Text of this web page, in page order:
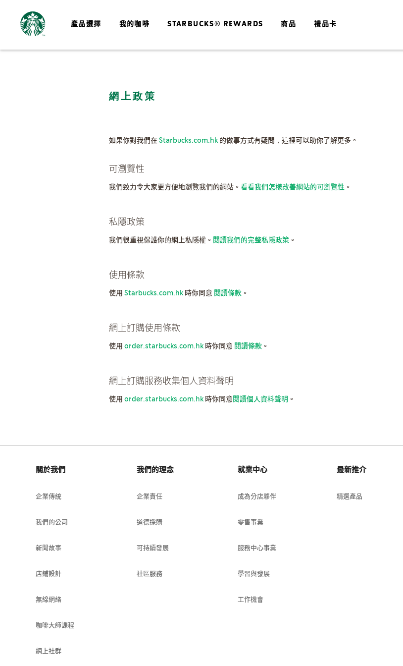
產品選擇 我的咖啡 STARBUCKS® REWARDS 商品 禮品卡
網上政策
如果你對我們在 Starbucks.com.hk 的做事方式有疑問，這裡可以助你了解更多。
可瀏覽性
我們致力令大家更方便地瀏覽我們的網站。 看看我們怎樣改善網站的可瀏覽性 。
私隱政策
我們很重視保護你的網上私隱權。 閱讀我們的完整私隱政策 。
使用條款
使用 Starbucks.com.hk 時你同意 閱讀條款 。
網上訂購使用條款
使用 order.starbucks.com.hk時你同意 閱讀條款 。
網上訂購服務收集個人資料聲明
使用 order.starbucks.com.hk 時你同意 閱讀個人資料聲明 。
關於我們
企業傳統
我們的公司
新聞故事
店鋪設計
無線網絡
咖啡大師課程
網上社群
我們的理念
企業責任
道德採購
可持續發展
社區服務
就業中心
成為分店夥伴
零售事業
服務中心事業
學習與發展
工作機會
最新推介
精選產品